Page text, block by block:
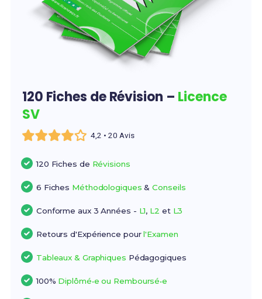
120 Fiches de Révision – Licence
SV
4,2 • 20 Avis
120 Fiches de Révisions
6 Fiches Méthodologiques &Conseils
Conforme aux 3 Années - L1, L2 et L3
Retours d'Expérience pourl'Examen
Tableaux & Graphiques Pédagogiques
100% Diplômé•e ou Remboursé•e